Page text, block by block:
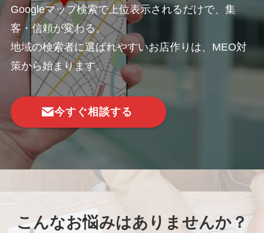
Googleマップ検索で上位表示されるだけで、集
客・信頼が変わる。
地域の検索者に選ばれやすいお店作りは、MEO対
策から始まります。
今すぐ相談する
こんなお悩みはありませんか？